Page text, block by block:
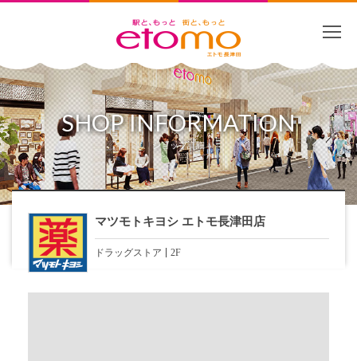
SHOP INFORMATION
ショップ詳細
マツモトキヨシ エトモ長津田店
ドラッグストア 2F